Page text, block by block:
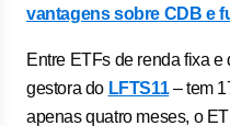
vantagens sobre CDB e
Entre ETFs de renda fixa
gestora do LFTS11– tem
apenas quatro meses, o